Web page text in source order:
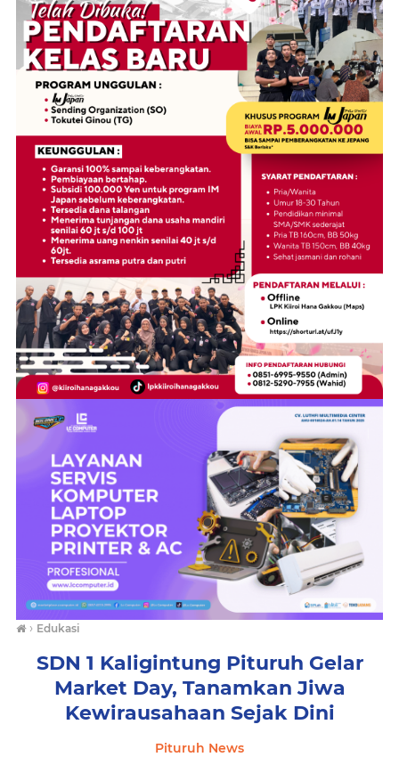
› Edukasi
SDN 1 Kaligintung Pituruh Gelar
Market Day, Tanamkan Jiwa
Kewirausahaan Sejak Dini
Pituruh News